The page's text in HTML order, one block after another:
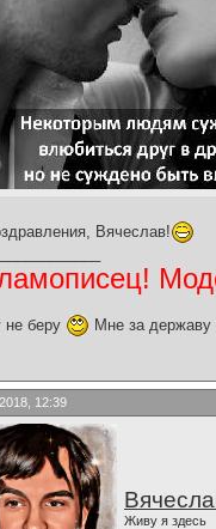
Вячеслав!
не беру Мне за державу
12:39
Живу я здесь